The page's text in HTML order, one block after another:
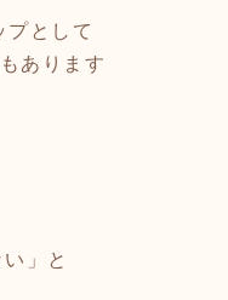
プとして
あります
」と